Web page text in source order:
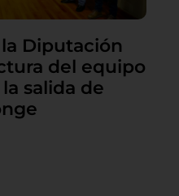
Diputación
del equipo
salida de